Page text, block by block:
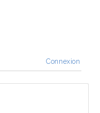
Connexion